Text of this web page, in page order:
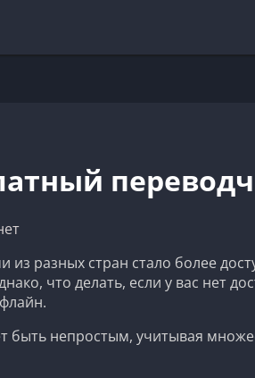
разных стран стало более
что делать, если у вас нет
непростым, учитывая